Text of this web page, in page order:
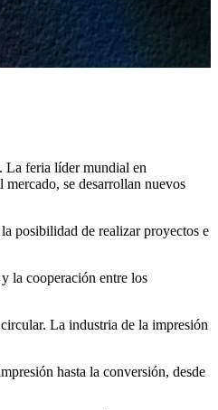
La feria líder mundial en
se desarrollan nuevos
posibilidad de realizar proyectos e
la cooperación entre los
La industria de la impresión
hasta la conversión, desde